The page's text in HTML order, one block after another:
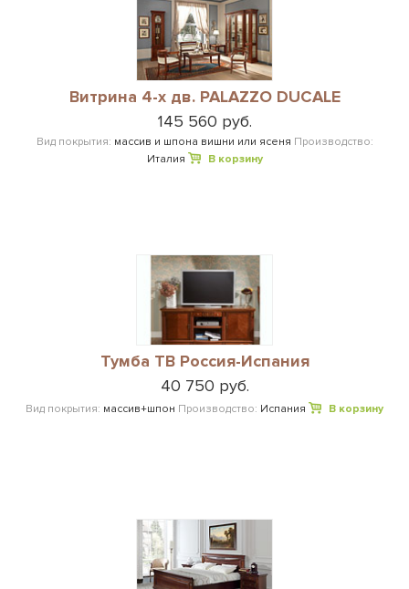
Витрина 4-х дв. PALAZZO DUCALE
145 560 руб.
Вид покрытия: массив и шпона вишни или ясеня Производство:
Италия
В корзину
Тумба ТВ Россия-Испания
40 750 руб.
Вид покрытия: массив+шпон Производство: Испания В корзину